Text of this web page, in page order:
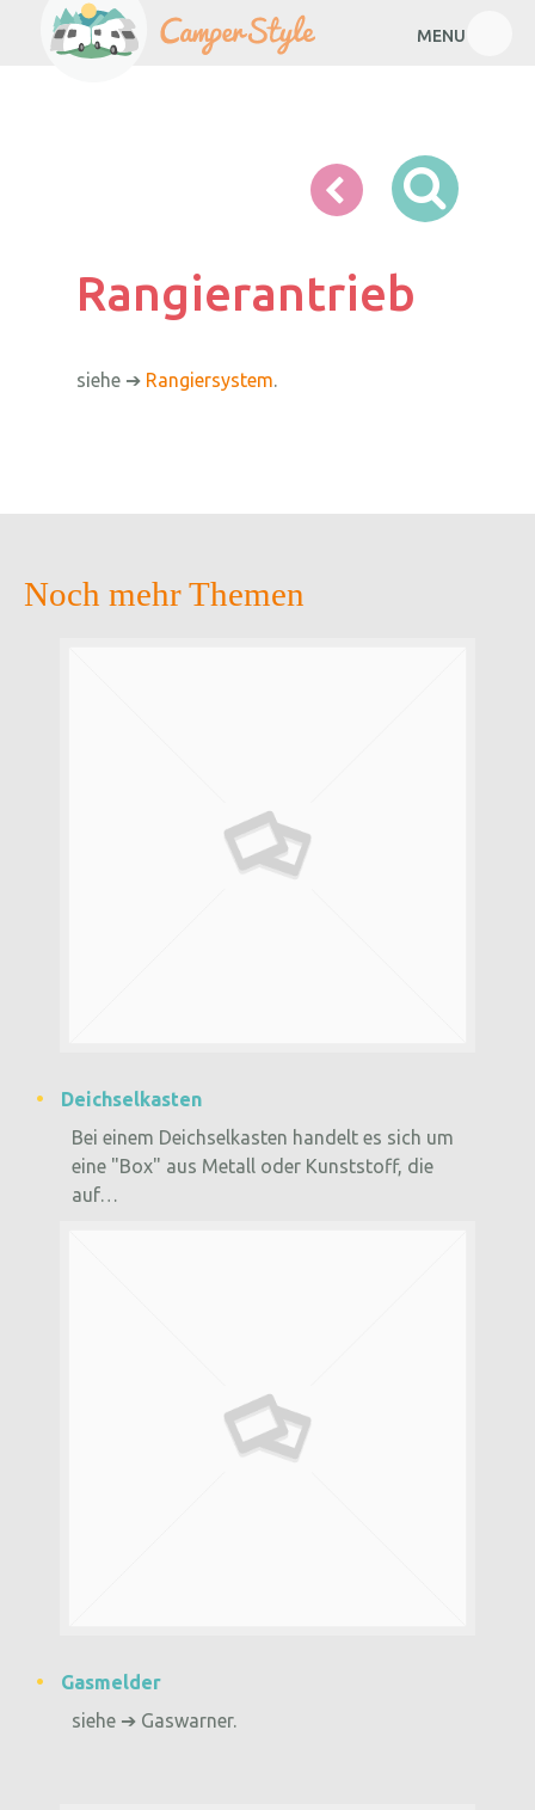
MENU
Rangierantrieb
Rangierantrieb
siehe ➔ Rangiersystem.
Noch mehr Themen
Deichselkasten
Bei einem Deichselkasten handelt es sich um
eine "Box" aus Metall oder Kunststoff, die
auf…
Gasmelder
siehe ➔ Gaswarner.